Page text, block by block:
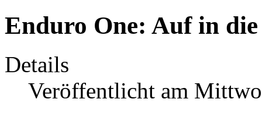
Enduro One: Auf in die
Details
Veröffentlicht am